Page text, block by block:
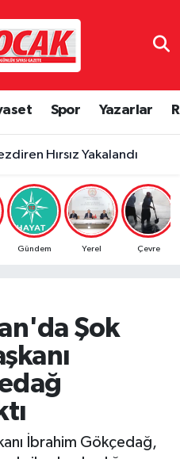
Spor Yazarlar
Hırsız Yakalandı
Gündem Yerel Çevre
Şok
İbrahim Gökçedağ,
Haritası
ve Fikstür